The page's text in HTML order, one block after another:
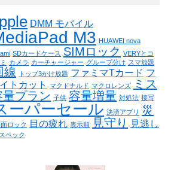
DMM モバイル
M3 HUAWEI nova
SDカードケース SIMロック VERYとコ
カメラ カーチャージャー グループ分け スマ放題
線 トップ3かけ放題 ファミマTカード フ
トカット マクドナルド マクロレンズ
ミス
量プラン 子供 容量増量 対処法 接写
ーパーセール 決済アプリ
災
ロック 目の疲れ 表示順 見守り
見逃し
ペック